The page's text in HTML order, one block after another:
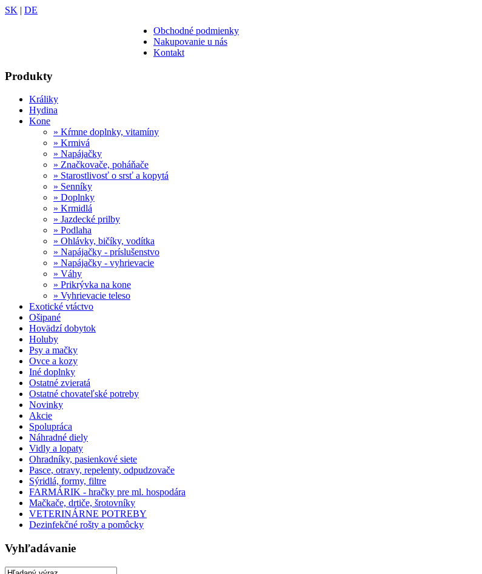
SK | DE
Obchodné podmienky
Nakupovanie u nás
Kontakt
Produkty
Králiky
Hydina
Kone
» Kŕmne doplnky, vitamíny
» Krmivá
» Napájačky
» Značkovače, poháňače
» Starostlivosť o srsť a kopytá
» Senníky
» Doplnky
» Krmidlá
» Jazdecké prilby
» Podlaha
» Ohlávky, bičíky, vodítka
» Napájačky - príslušenstvo
» Napájačky - vyhrievacie
» Váhy
» Prikrývka na kone
» Vyhrievacie teleso
Exotické vtáctvo
Ošipané
Hovädzí dobytok
Holuby
Psy a mačky
Ovce a kozy
Iné doplnky
Ostatné zvieratá
Ostatné chovateľské potreby
Novinky
Akcie
Spolupráca
Náhradné diely
Vidly a lopaty
Ohradníky, pasienkové siete
Pasce, otravy, repelenty, odpudzovače
Sýridlá, formy, filtre
FARMÁRIK - hračky pre ml. hospodára
Mačkače, drtiče, šrotovníky
VETERINÁRNE POTREBY
Dezinfekčné rošty a pomôcky
Vyhľadávanie